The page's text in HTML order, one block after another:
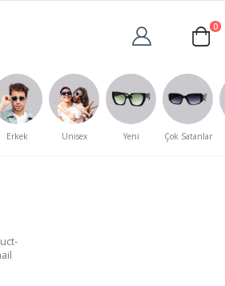
0
Erkek Unisex Yeni Çok Satanlar